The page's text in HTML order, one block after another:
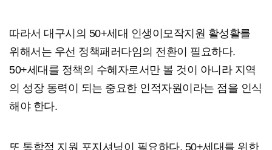
따라서 대구시의 50+세대 인생이모작지원 활성활를
위해서는 우선 정책패러다임의 전환이 필요하다.
50+세대를 정책의 수혜자로서만 볼 것이 아니라 지역
의 성장 동력이 되는 중요한 인적자원이라는 점을 인식
해야 한다.
또 통합적 지원 포지셔닝이 필요하다. 50+세대를 위한